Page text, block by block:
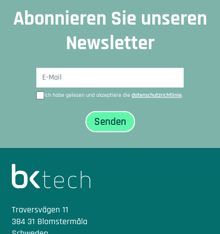
Abonnieren Sie unseren
Newsletter
Ich habe gelesen und akzeptiere die datenschutzrichtlinie.
Sidfot
Traversvägen 11
384 31 Blomstermåla